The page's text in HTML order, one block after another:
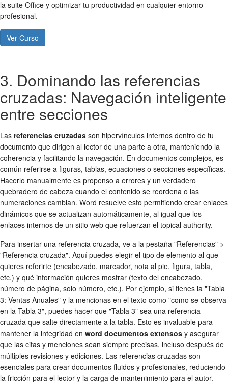
la suite Office y optimizar tu productividad en cualquier entorno
profesional.
Ver Curso
3. Dominando las referencias
cruzadas: Navegación inteligente
entre secciones
Las referencias cruzadas son hipervínculos internos dentro de tu
documento que dirigen al lector de una parte a otra, manteniendo la
coherencia y facilitando la navegación. En documentos complejos, es
común referirse a figuras, tablas, ecuaciones o secciones específicas.
Hacerlo manualmente es propenso a errores y un verdadero
quebradero de cabeza cuando el contenido se reordena o las
numeraciones cambian. Word resuelve esto permitiendo crear enlaces
dinámicos que se actualizan automáticamente, al igual que los
enlaces internos de un sitio web que refuerzan el topical authority.
Para insertar una referencia cruzada, ve a la pestaña "Referencias" >
"Referencia cruzada". Aquí puedes elegir el tipo de elemento al que
quieres referirte (encabezado, marcador, nota al pie, figura, tabla,
etc.) y qué información quieres mostrar (texto del encabezado,
número de página, solo número, etc.). Por ejemplo, si tienes la "Tabla
3: Ventas Anuales" y la mencionas en el texto como "como se observa
en la Tabla 3", puedes hacer que "Tabla 3" sea una referencia
cruzada que salte directamente a la tabla. Esto es invaluable para
mantener la integridad en word documentos extensos y asegurar
que las citas y menciones sean siempre precisas, incluso después de
múltiples revisiones y ediciones. Las referencias cruzadas son
esenciales para crear documentos fluidos y profesionales, reduciendo
la fricción para el lector y la carga de mantenimiento para el autor.